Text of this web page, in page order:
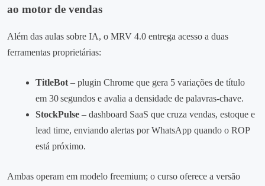
ao motor de vendas
Além das aulas sobre IA, o MRV 4.0 entrega acesso a duas
ferramentas proprietárias:
TitleBot – plugin Chrome que gera 5 variações de título
em 30 segundos e avalia a densidade de palavras‑chave.
StockPulse – dashboard SaaS que cruza vendas, estoque e
lead time, enviando alertas por WhatsApp quando o ROP
está próximo.
Ambas operam em modelo freemium; o curso oferece a versão